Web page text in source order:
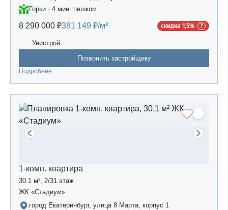
Горки · 4 мин. пешком
8 290 000 ₽381 149 ₽/м² скидка 1,5%
Унистрой
Позвонить застройщику
Подробнее
1-комн. квартира
30.1 м², 2/31 этаж
ЖК «Стадиум»
город Екатеринбург, улица 8 Марта, корпус 1